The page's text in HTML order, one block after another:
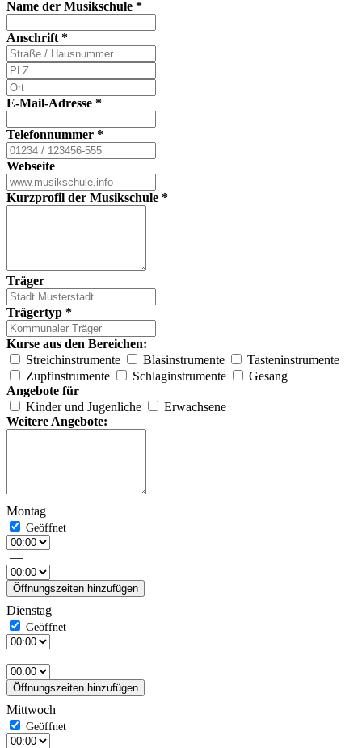
Name der Musikschule *
Anschrift *
E-Mail-Adresse *
Telefonnummer *
Webseite
Kurzprofil der Musikschule *
Träger
Trägertyp *
Kurse aus den Bereichen:
Streichinstrumente
Blasinstrumente
Tasteninstrumente
Zupfinstrumente
Schlaginstrumente
Gesang
Angebote für
Kinder und Jugenliche
Erwachsene
Weitere Angebote:
Montag
—
Öffnungszeiten hinzufügen
Dienstag
—
Öffnungszeiten hinzufügen
Mittwoch